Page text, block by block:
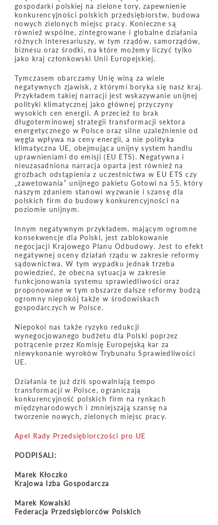
gospodarki polskiej na zielone tory, zapewnienie
konkurencyjności polskich przedsiębiorstw, budowa
nowych zielonych miejsc pracy. Konieczne są
również wspólne, zintegrowane i globalne działania
różnych interesariuszy, w tym rządów, samorządów,
biznesu oraz środki, na które możemy liczyć tylko
jako kraj członkowski Unii Europejskiej.
Tymczasem obarczamy Unię winą za wiele
negatywnych zjawisk, z którymi boryka się nasz kraj.
Przykładem takiej narracji jest wskazywanie unijnej
polityki klimatycznej jako głównej przyczyny
wysokich cen energii. A przecież to brak
długoterminowej strategii transformacji sektora
energetycznego w Polsce oraz silne uzależnienie od
węgla wpływa na ceny energii, a nie polityka
klimatyczna UE, obejmująca unijny system handlu
uprawnieniami do emisji (EU ETS). Negatywna i
nieuzasadniona narracja oparta jest również na
groźbach odstąpienia z uczestnictwa w EU ETS czy
„zawetowania” unijnego pakietu Gotowi na 55, który
naszym zdaniem stanowi wyzwanie i szansę dla
polskich firm do budowy konkurencyjności na
poziomie unijnym.
Innym negatywnym przykładem, mającym ogromne
konsekwencje dla Polski, jest zablokowanie
negocjacji Krajowego Planu Odbudowy. Jest to efekt
negatywnej oceny działań rządu w zakresie reformy
sądownictwa. W tym wypadku jednak trzeba
powiedzieć, że obecna sytuacja w zakresie
funkcjonowania systemu sprawiedliwości oraz
proponowane w tym obszarze dalsze reformy budzą
ogromny niepokój także w środowiskach
gospodarczych w Polsce.
Niepokoi nas także ryzyko redukcji
wynegocjowanego budżetu dla Polski poprzez
potrącenie przez Komisję Europejską kar za
niewykonanie wyroków Trybunału Sprawiedliwości
UE.
Działania te już dziś spowalniają tempo
transformacji w Polsce, ograniczają
konkurencyjność polskich firm na rynkach
międzynarodowych i zmniejszają szansę na
tworzenie nowych, zielonych miejsc pracy.
Apel Rady Przedsiębiorczości pro UE
PODPISALI:
Marek Kłoczko
Krajowa Izba Gospodarcza
Marek Kowalski
Federacja Przedsiębiorców Polskich